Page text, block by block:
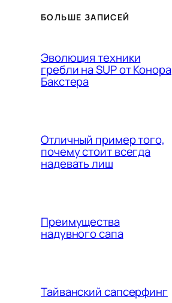
БОЛЬШЕ ЗАПИСЕЙ
Эволюция техники
гребли на SUP от Конора
Бакстера
Отличный пример того,
почему стоит всегда
надевать лиш
Преимущества
надувного сапа
Тайванский сапсерфинг